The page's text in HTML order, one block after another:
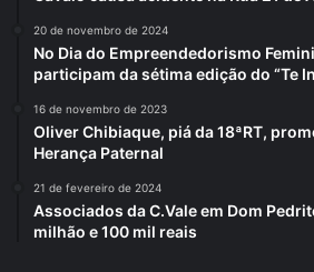
20 de novembro de 2024
No Dia do Empreendedorismo
participam da sétima edição do “Te
16 de novembro de 2023
Oliver Chibiaque, piá da 18ªRT,
Herança Paternal
21 de fevereiro de 2024
Associados da C.Vale em Dom
milhão e 100 mil reais